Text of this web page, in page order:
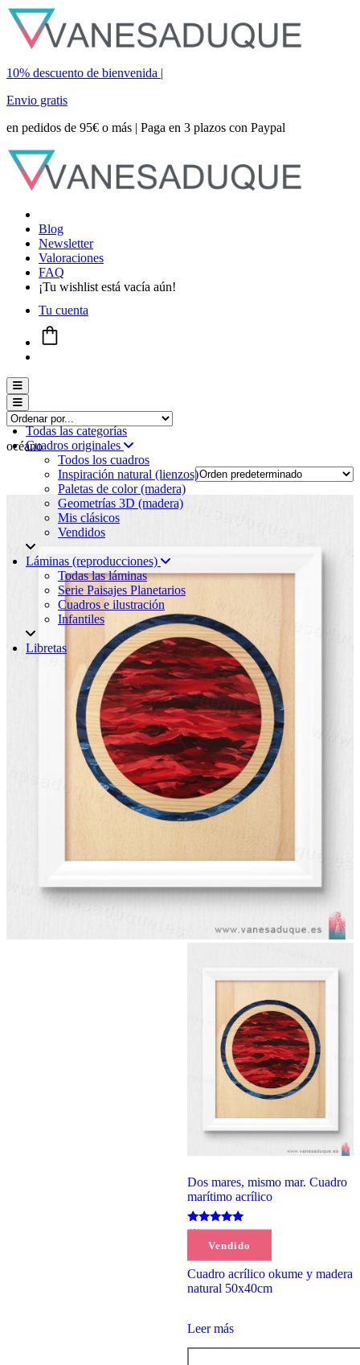
10% descuento de bienvenida |
Envio gratis
en pedidos de 95€ o más | Paga en 3 plazos con Paypal
Blog
Newsletter
Valoraciones
FAQ
¡Tu wishlist está vacía aún!
Tu cuenta
Menú conmutador hamburguesa
Todas las categorías
Cuadros originales
Todos los cuadros
Inspiración natural (lienzos)
Paletas de color (madera)
Geometrías 3D (madera)
Mis clásicos
Vendidos
Láminas (reproducciones)
Todas las láminas
Serie Paisajes Planetarios
Cuadros e ilustración
Infantiles
Libretas
Menú conmutador hamburguesa
océano
Vendido
Dos mares, mismo mar. Cuadro
marítimo acrílico
Valorado
de 5
(1)
100,00€
Cuadro acrílico okume y madera
natural 50x40cm
Leer más